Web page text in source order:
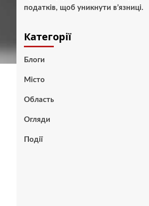
податків, щоб уникнути в’язниці.
Категорії
Блоги
Місто
Область
Огляди
Події